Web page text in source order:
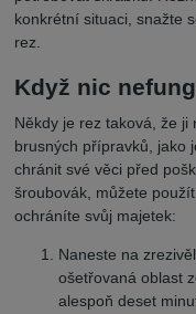
konkrétní situaci, snažte
rez.
Když nic
Někdy je rez taková, že
brusných přípravků, jako
chránit své věci před
šroubovák, můžete
ochráníte svůj majetek:
Naneste na
ošetřovaná oblast
alespoň deset